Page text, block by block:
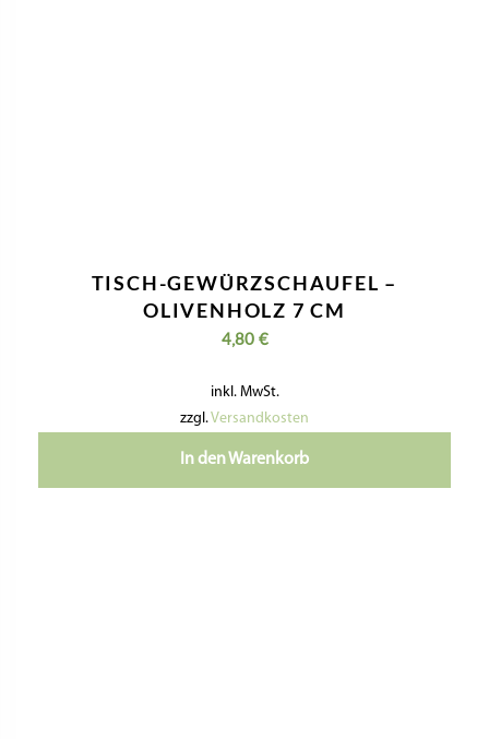
TISCH-GEWÜRZSCHAUFEL –
OLIVENHOLZ 7 CM
4,80 €
inkl. MwSt.
zzgl.Versandkosten
In den Warenkorb